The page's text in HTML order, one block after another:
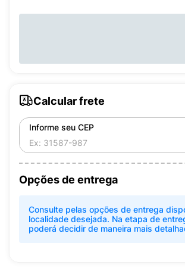
Calcular frete
Informe seu CEP
Opções de entrega
Consulte pelas opções de entrega
localidade desejada. Na etapa de
poderá decidir de maneira mais